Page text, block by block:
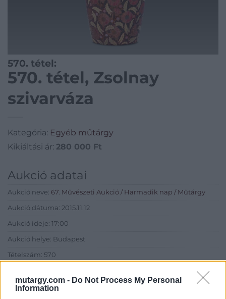
mutargy.com - Do Not Process My Personal
Information
570. tétel:
570. tétel, Zsolnay
szivarváza
Kategória: Egyéb műtárgy
Kikiáltási ár: 280 000 Ft
Aukció adatai
Aukció neve: 67. Művészeti Aukció / Harmadik nap / Műtárgy
Aukció dátuma: 2015.11.12
Aukció ideje: 17:00
Aukció helye: Budapest
Tételszám: 570
Eladó adatai